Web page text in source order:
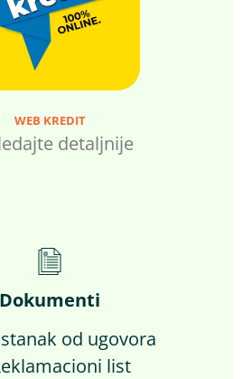
WEB KREDIT
detaljnije
Dokumenti
od ugovora
list